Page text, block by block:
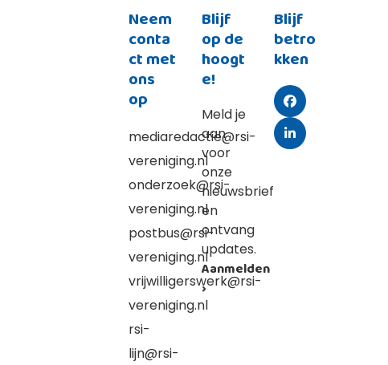
Neem
conta
ct met
ons
op
mediaredactie@rsi-
vereniging.nl
onderzoek@rsi-
vereniging.nl
postbus@rsi-
vereniging.nl
vrijwilligerswerk@rsi-
vereniging.nl
rsi-
lijn@rsi-
Blijf
op de
hoogt
e!
Meld je
aan
voor
onze
nieuwsbrief
en
ontvang
updates.
Aanmelden
›
Blijf
betro
kken
Facebook
LinkedIn